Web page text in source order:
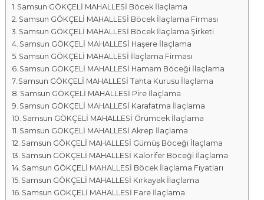
a
l
a
r
ı
Samsun GÖKÇELİ MAHALLESİ Böcek İlaçlama
Samsun GÖKÇELİ MAHALLESİ Böcek İlaçlama Firması
Samsun GÖKÇELİ MAHALLESİ Böcek İlaçlama Şirketi
Samsun GÖKÇELİ MAHALLESİ Haşere İlaçlama
Samsun GÖKÇELİ MAHALLESİ İlaçlama Firması
Samsun GÖKÇELİ MAHALLESİ Hamam Böceği İlaçlama
Samsun GÖKÇELİ MAHALLESİ Tahta Kurusu İlaçlama
Samsun GÖKÇELİ MAHALLESİ Pire İlaçlama
Samsun GÖKÇELİ MAHALLESİ Karafatma İlaçlama
Samsun GÖKÇELİ MAHALLESİ Örümcek İlaçlama
Samsun GÖKÇELİ MAHALLESİ Akrep İlaçlama
Samsun GÖKÇELİ MAHALLESİ Gümüş Böceği İlaçlama
Samsun GÖKÇELİ MAHALLESİ Kalorifer Böceği İlaçlama
Samsun GÖKÇELİ MAHALLESİ Böcek İlaçlama Fiyatları
Samsun GÖKÇELİ MAHALLESİ Kırkayak İlaçlama
Samsun GÖKÇELİ MAHALLESİ Fare İlaçlama